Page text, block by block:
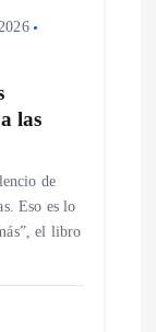
las
de
Eso es lo
el libro